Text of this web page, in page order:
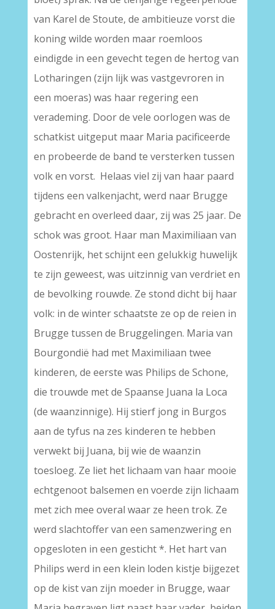
van Karel de Stoute, de ambitieuze vorst die
koning wilde worden maar roemloos
eindigde in een gevecht tegen de hertog van
Lotharingen (zijn lijk was vastgevroren in
een moeras) was haar regering een
verademing. Door de vele oorlogen was de
schatkist uitgeput maar Maria pacificeerde
en probeerde de band te versterken tussen
volk en vorst. Helaas viel zij van haar paard
tijdens een valkenjacht, werd naar Brugge
gebracht en overleed daar, zij was 25 jaar. De
schok was groot. Haar man Maximiliaan van
Oostenrijk, het schijnt een gelukkig huwelijk
te zijn geweest, was uitzinnig van verdriet en
de bevolking rouwde. Ze stond dicht bij haar
volk: in de winter schaatste ze op de reien in
Brugge tussen de Bruggelingen. Maria van
Bourgondië had met Maximiliaan twee
kinderen, de eerste was Philips de Schone,
die trouwde met de Spaanse Juana la Loca
(de waanzinnige). Hij stierf jong in Burgos
aan de tyfus na zes kinderen te hebben
verwekt bij Juana, bij wie de waanzin
toesloeg. Ze liet het lichaam van haar mooie
echtgenoot balsemen en voerde zijn lichaam
met zich mee overal waar ze heen trok. Ze
werd slachtoffer van een samenzwering en
opgesloten in een gesticht *. Het hart van
Philips werd in een klein loden kistje bijgezet
op de kist van zijn moeder in Brugge, waar